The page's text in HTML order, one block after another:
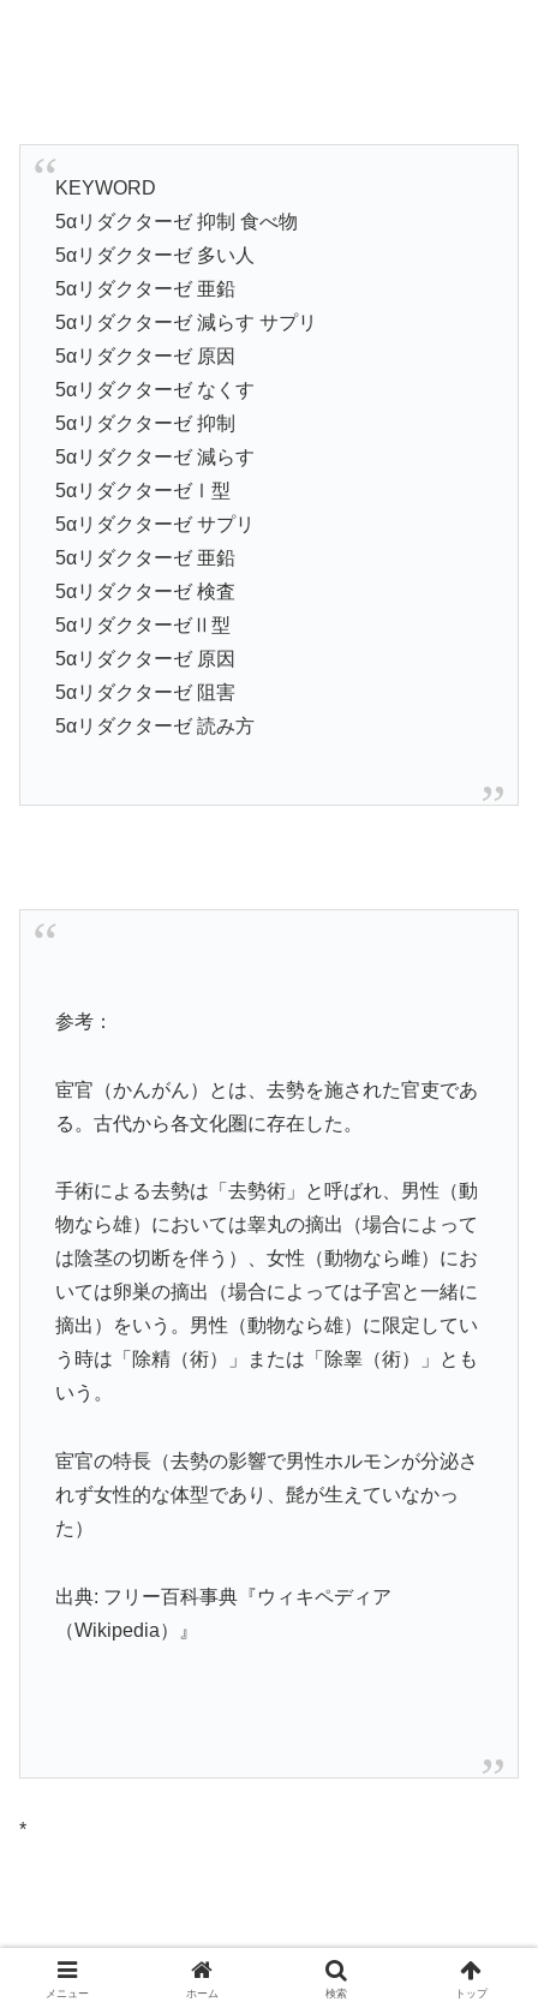
KEYWORD
5αリダクターゼ 抑制 食べ物
5αリダクターゼ 多い人
5αリダクターゼ 亜鉛
5αリダクターゼ 減らす サプリ
5αリダクターゼ 原因
5αリダクターゼ なくす
5αリダクターゼ 抑制
5αリダクターゼ 減らす
5αリダクターゼⅠ型
5αリダクターゼ サプリ
5αリダクターゼ 亜鉛
5αリダクターゼ 検査
5αリダクターゼⅡ型
5αリダクターゼ 原因
5αリダクターゼ 阻害
5αリダクターゼ 読み方
参考：
宦官（かんがん）とは、去勢を施された官吏であ
る。古代から各文化圏に存在した。
手術による去勢は「去勢術」と呼ばれ、男性（動
物なら雄）においては睾丸の摘出（場合によって
は陰茎の切断を伴う）、女性（動物なら雌）にお
いては卵巣の摘出（場合によっては子宮と一緒に
摘出）をいう。男性（動物なら雄）に限定してい
う時は「除精（術）」または「除睾（術）」とも
いう。
宦官の特長（去勢の影響で男性ホルモンが分泌さ
れず女性的な体型であり、髭が生えていなかっ
た）
出典: フリー百科事典『ウィキペディア
（Wikipedia）』
*
チャップアップサプリメント成分表には、
メニュー ホーム 検索 トップ